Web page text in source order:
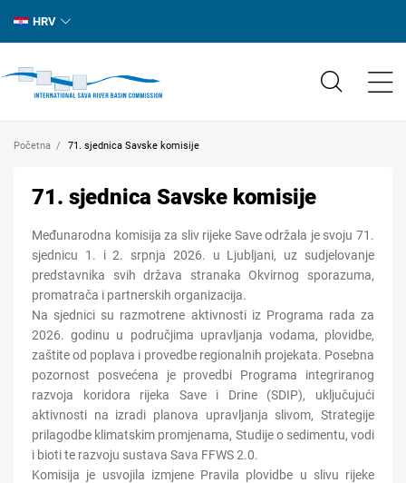
HRV
Početna 71. sjednica Savske komisije
71. sjednica Savske komisije
Međunarodna komisija za sliv rijeke Save održala je svoju 71.
sjednicu 1. i 2. srpnja 2026. u Ljubljani, uz sudjelovanje
predstavnika svih država stranaka Okvirnog sporazuma,
promatrača i partnerskih organizacija.
Na sjednici su razmotrene aktivnosti iz Programa rada za
2026. godinu u područjima upravljanja vodama, plovidbe,
zaštite od poplava i provedbe regionalnih projekata. Posebna
pozornost posvećena je provedbi Programa integriranog
razvoja koridora rijeka Save i Drine (SDIP), uključujući
aktivnosti na izradi planova upravljanja slivom, Strategije
prilagodbe klimatskim promjenama, Studije o sedimentu, vodi
i bioti te razvoju sustava Sava FFWS 2.0.
Komisija je usvojila izmjene Pravila plovidbe u slivu rijeke